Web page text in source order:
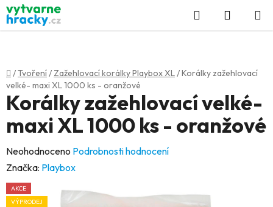
Přejít
na
obsah
Hledat
KOŠÍK
Domů
/Tvoření/ Zažehlovací korálky Playbox XL/Korálky zažehlovací
velké- maxi XL 1000 ks - oranžové
Korálky zažehlovací velké-
maxi XL 1000 ks - oranžové
Průměrné
hodnocení
produktu
je
Neohodnoceno Podrobnosti hodnocení
Značka: Playbox
AKCE
VÝPRODEJ